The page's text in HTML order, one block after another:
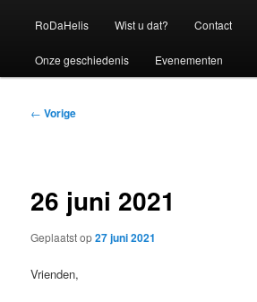
RoDaHelis Wist u dat? Contact
Onze geschiedenis Evenementen
Bericht
← Vorige
26 juni 2021
Geplaatst op27 juni 2021
Vrienden,